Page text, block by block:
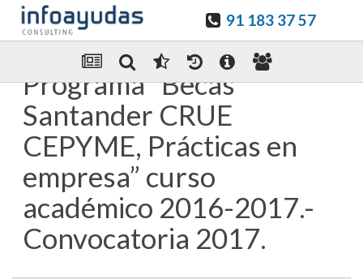
91 183 37 57
Enviar Por email
Programa “Becas
Santander CRUE
CEPYME, Prácticas en
empresa” curso
académico 2016-2017.-
Convocatoria 2017.